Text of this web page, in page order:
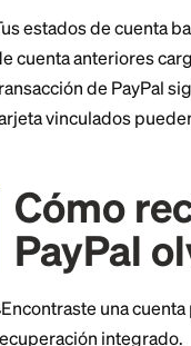
en cada cuenta
confirmaciones
existe una
Tus estados de